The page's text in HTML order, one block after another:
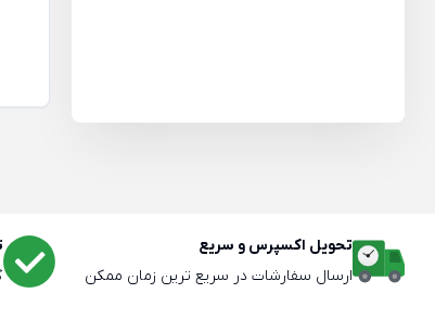
تحویل اکسپرس و سریع
ارسال سفارشات در سریع ترین زمان ممکن